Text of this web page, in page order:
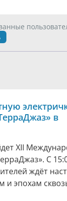
в
XII
С
ждёт
и эпохам